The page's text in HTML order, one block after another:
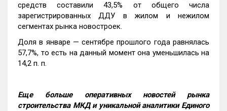
средств составили 43,5% от общего числа
зарегистрированных ДДУ в жилом и нежилом
сегментах рынка новостроек.
Доля в январе — сентябре прошлого года равнялась
57,7%, то есть на данный момент она уменьшилась на
14,2 п. п.
Еще больше оперативных новостей рынка
строительства МКД и уникальной аналитики Единого